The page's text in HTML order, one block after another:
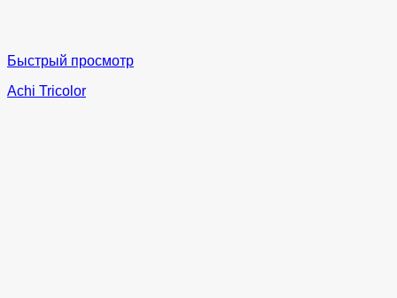
Быстрый просмотр
Achi Tricolor